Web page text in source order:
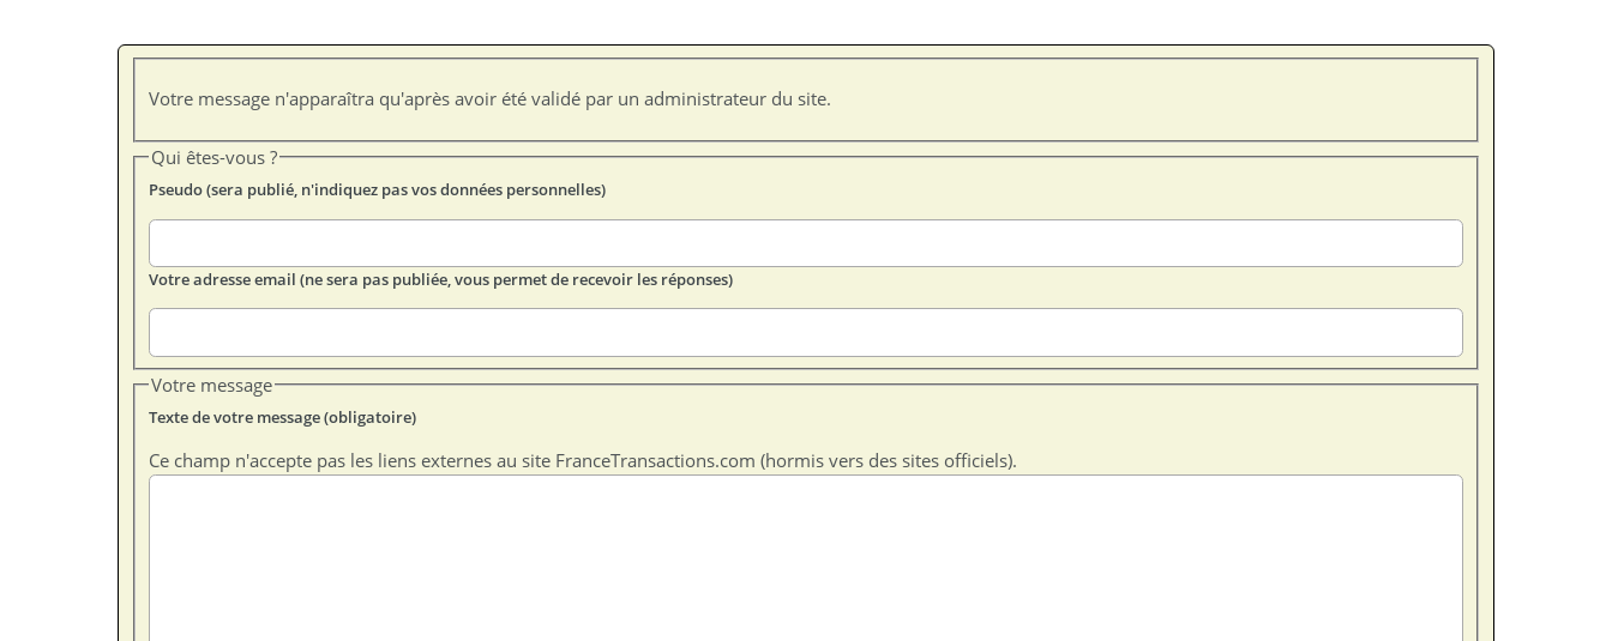
Votre message n'apparaîtra qu'après avoir été validé par un administrateur du site.
Qui êtes-vous ?
Pseudo (sera publié, n'indiquez pas vos données personnelles)
Votre adresse email (ne sera pas publiée, vous permet de recevoir les réponses)
Votre message
Texte de votre message (obligatoire)
Ce champ n'accepte pas les liens externes au site FranceTransactions.com (hormis vers des sites officiels).